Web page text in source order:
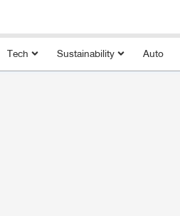
Tech Sustainability Auto